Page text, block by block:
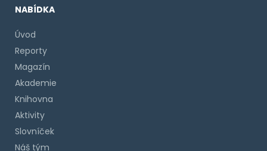
NABÍDKA
Úvod
Reporty
Magazín
Akademie
Knihovna
Aktivity
Slovníček
Náš tým